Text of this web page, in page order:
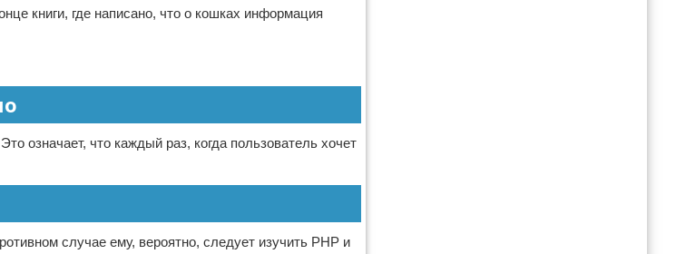
книги, где написано, что о кошках информация
означает, что каждый раз, когда пользователь хочет
случае ему, вероятно, следует изучить PHP и